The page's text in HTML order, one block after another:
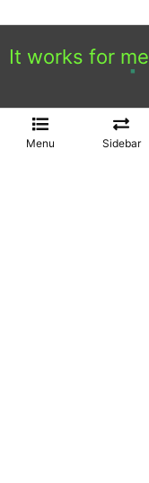
It works for me
Menu Sidebar